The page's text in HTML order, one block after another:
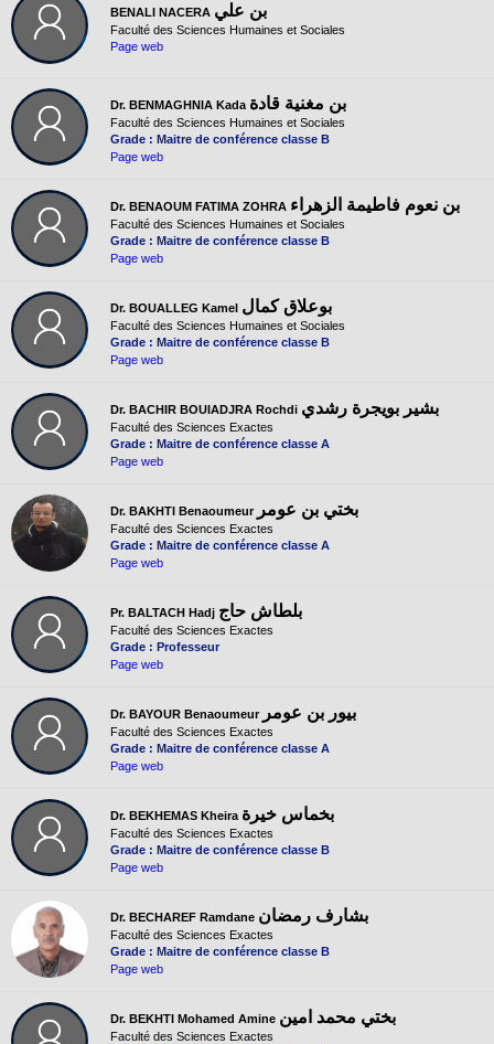
BENALI NACERA بن علي
Faculté des Sciences Humaines et Sociales
Page web
Dr. BENMAGHNIA Kada بن مغنية قادة
Faculté des Sciences Humaines et Sociales
Grade : Maitre de conférence classe B
Page web
Dr. BENAOUM FATIMA ZOHRA بن نعوم فاطيمة الزهراء
Faculté des Sciences Humaines et Sociales
Grade : Maitre de conférence classe B
Page web
Dr. BOUALLEG Kamel بوعلاق كمال
Faculté des Sciences Humaines et Sociales
Grade : Maitre de conférence classe B
Page web
Dr. BACHIR BOUIADJRA Rochdi بشير بويجرة رشدي
Faculté des Sciences Exactes
Grade : Maitre de conférence classe A
Page web
Dr. BAKHTI Benaoumeur بختي بن عومر
Faculté des Sciences Exactes
Grade : Maitre de conférence classe A
Page web
Pr. BALTACH Hadj بلطاش حاج
Faculté des Sciences Exactes
Grade : Professeur
Page web
Dr. BAYOUR Benaoumeur بيور بن عومر
Faculté des Sciences Exactes
Grade : Maitre de conférence classe A
Page web
Dr. BEKHEMAS Kheira بخماس خيرة
Faculté des Sciences Exactes
Grade : Maitre de conférence classe B
Page web
Dr. BECHAREF Ramdane بشارف رمضان
Faculté des Sciences Exactes
Grade : Maitre de conférence classe B
Page web
Dr. BEKHTI Mohamed Amine بختي محمد امين
Faculté des Sciences Exactes